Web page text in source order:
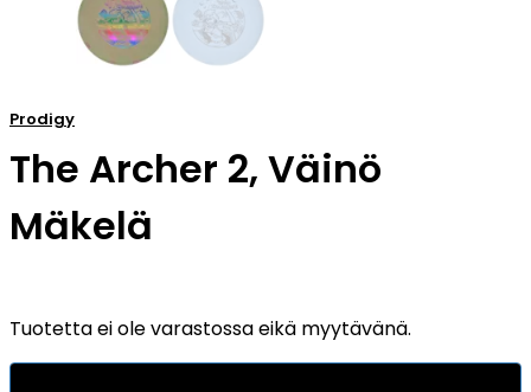
Prodigy
The Archer 2, Väinö
Mäkelä
Tuotetta ei ole varastossa eikä myytävänä.